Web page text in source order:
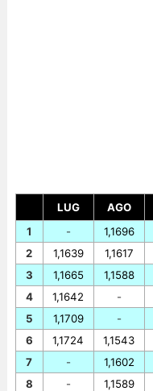
LUG AGO
1
2
3
4
5
6
7
8
-
1,1639
1,1665
1,1642
1,1709
1,1724
-
-
1,1696
1,1617
1,1588
-
-
1,1543
1,1602
1,1589